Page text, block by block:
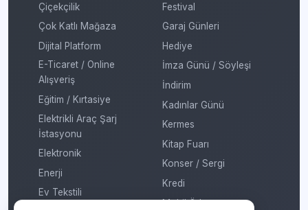
Çiçekçilik
Çok Katlı Mağaza
Dijital Platform
E-Ticaret / Online
Alışveriş
Eğitim / Kırtasiye
Elektrikli Araç Şarj
İstasyonu
Elektronik
Enerji
Ev Tekstili
Festival
Garaj Günleri
Hediye
İmza Günü / Söyleşi
İndirim
Kadınlar Günü
Kermes
Kitap Fuarı
Konser / Sergi
Kredi
Mobil Ödeme